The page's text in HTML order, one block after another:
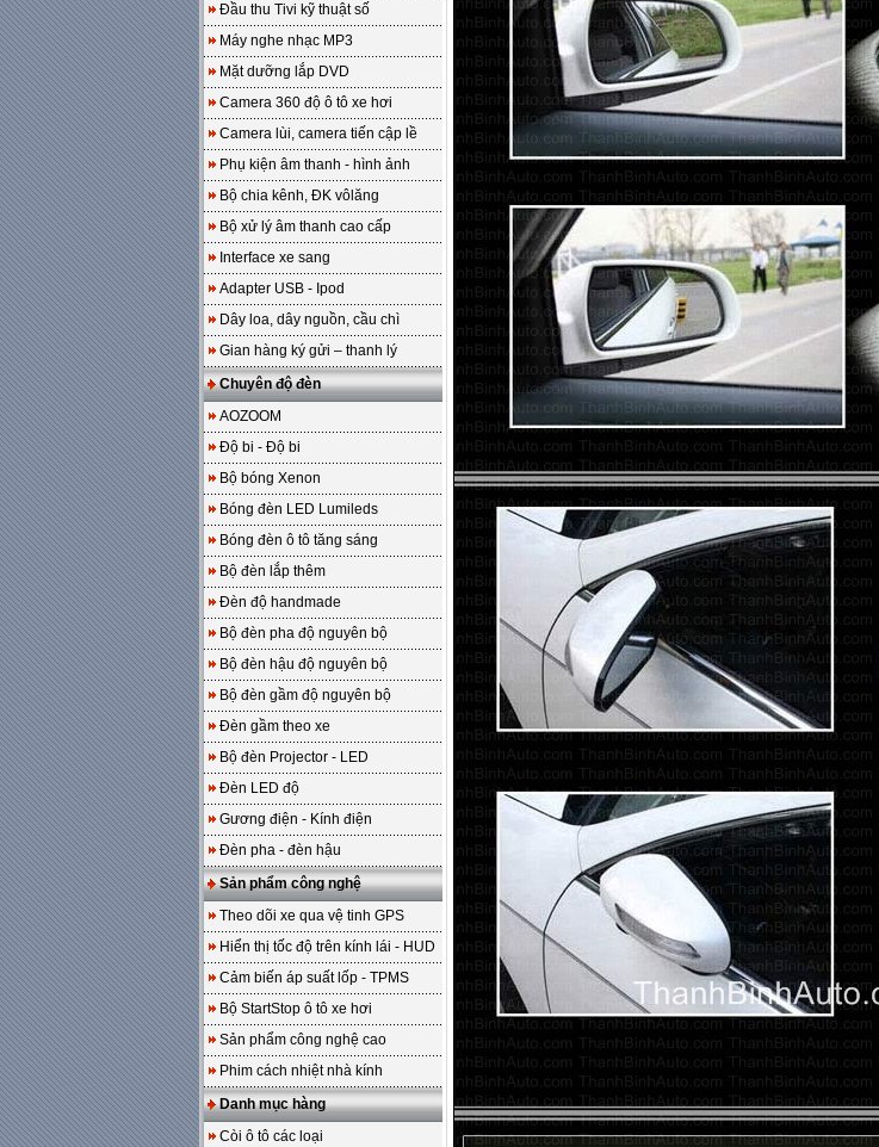
Đầu thu Tivi kỹ thuật số
Máy nghe nhạc MP3
Mặt dưỡng lắp DVD
Camera 360 độ ô tô xe hơi
Camera lùi, camera tiến cập lề
Phụ kiện âm thanh - hình ảnh
Bộ chia kênh, ĐK vôlăng
Bộ xử lý âm thanh cao cấp
Interface xe sang
Adapter USB - Ipod
Dây loa, dây nguồn, cầu chì
Gian hàng ký gửi – thanh lý
Chuyên độ đèn
AOZOOM
Độ bi - Độ bi
Bộ bóng Xenon
Bóng đèn LED Lumileds
Bóng đèn ô tô tăng sáng
Bộ đèn lắp thêm
Đèn độ handmade
Bộ đèn pha độ nguyên bộ
Bộ đèn hậu độ nguyên bộ
Bộ đèn gầm độ nguyên bộ
Đèn gầm theo xe
Bộ đèn Projector - LED
Đèn LED độ
Gương điện - Kính điện
Đèn pha - đèn hậu
Sản phẩm công nghệ
Theo dõi xe qua vệ tinh GPS
Hiển thị tốc độ trên kính lái - HUD
Cảm biến áp suất lốp - TPMS
Bộ StartStop ô tô xe hơi
Sản phẩm công nghệ cao
Phim cách nhiệt nhà kính
Danh mục hàng
Còi ô tô các loại